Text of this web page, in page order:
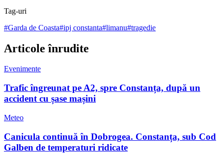
Tag-uri
#Garda de Coasta#ipj constanta#limanu#tragedie
Articole înrudite
Evenimente
Trafic îngreunat pe A2, spre Constanța, după un
accident cu șase mașini
Meteo
Canicula continuă în Dobrogea. Constanța, sub Cod
Galben de temperaturi ridicate